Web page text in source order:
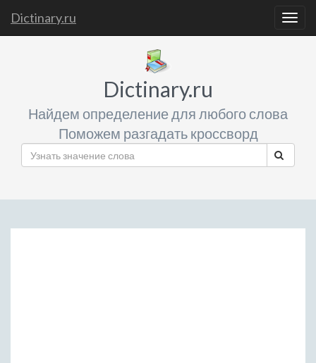
Dictinary.ru
Dictinary.ru
Найдем определение для любого слова
Поможем разгадать кроссворд